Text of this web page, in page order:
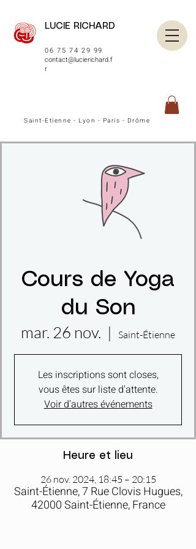
LUCIE RICHARD
06 75 74 29 99
contact@lucierichard.f
r
Saint-Etienne - Lyon - Paris - Drôme
Cours de Yoga
du Son
mar. 26 nov.
  |
Saint-Étienne
Les inscriptions sont closes,
vous êtes sur liste d'attente.
Voir d'autres événements
Heure et lieu
26 nov. 2024, 18:45 – 20:15
Saint-Étienne, 7 Rue Clovis Hugues,
42000 Saint-Étienne, France